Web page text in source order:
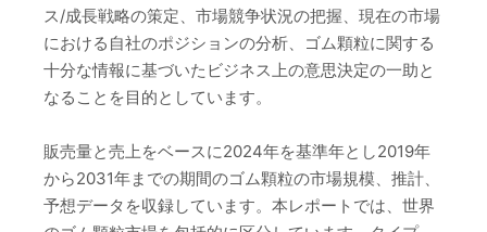
ス/成長戦略の策定、市場競争状況の把握、現在の市場
における自社のポジションの分析、ゴム顆粒に関する
十分な情報に基づいたビジネス上の意思決定の一助と
なることを目的としています。
販売量と売上をベースに2024年を基準年とし2019年
から2031年までの期間のゴム顆粒の市場規模、推計、
予想データを収録しています。本レポートでは、世界